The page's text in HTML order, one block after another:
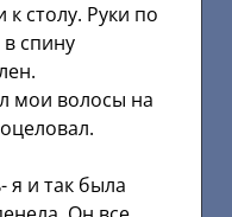
столу. Руки по
спину
мои волосы на
я и так была